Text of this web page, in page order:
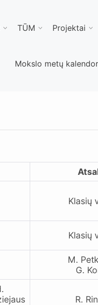
TŪM Projektai
Mokslo metų
Klasių
Klasių
M.
G.
R.